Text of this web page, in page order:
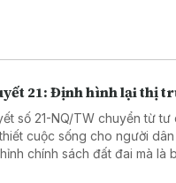
21: Định hình lại thị
số 21-NQ/TW chuyển từ
cuộc sống cho người
chính sách đất đai mà